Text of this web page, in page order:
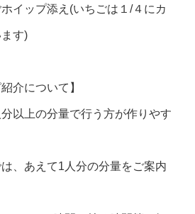
イップ添え(いちごは１/４にカ
す)
介について】
分以上の分量で行う方が作りやす
は、あえて1人分の分量をご案内